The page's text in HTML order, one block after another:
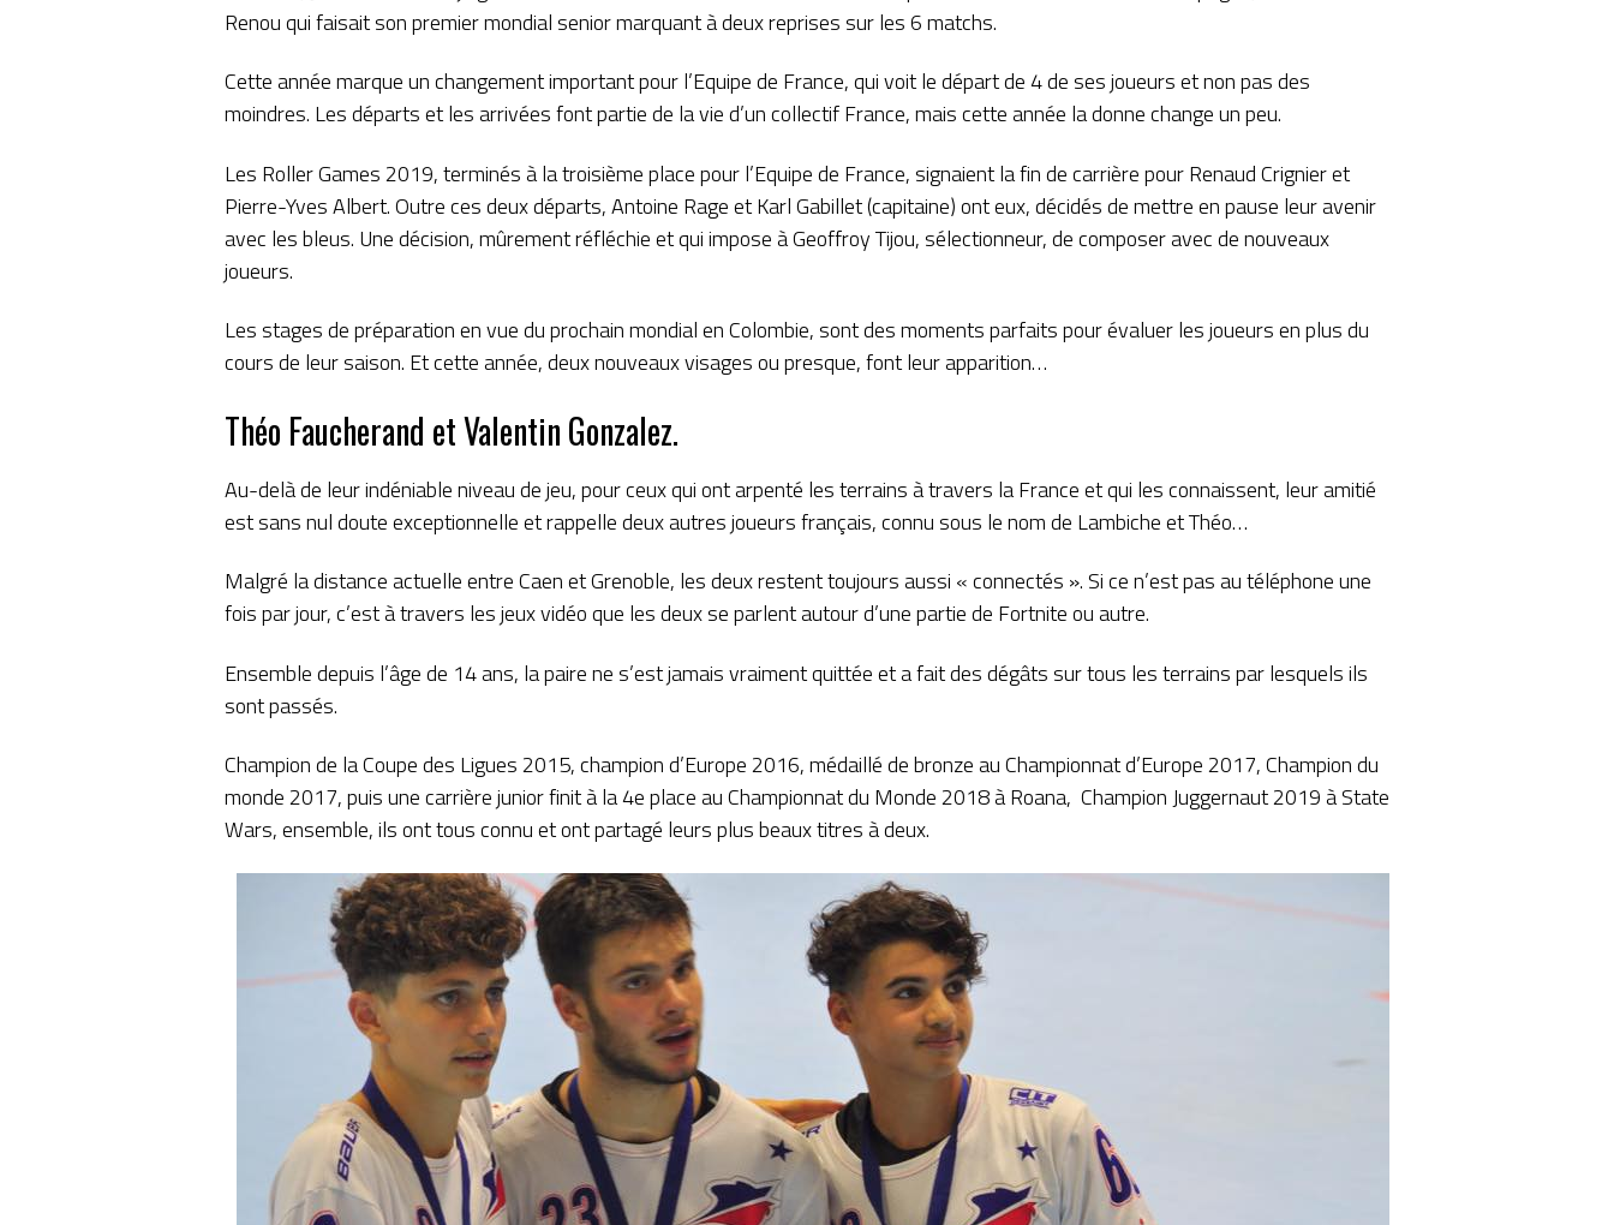
Renou qui faisait son premier mondial senior marquant à deux reprises sur les 6 matchs.
Cette année marque un changement important pour l’Equipe de France, qui voit le départ de 4 de ses joueurs et non pas des
moindres. Les départs et les arrivées font partie de la vie d’un collectif France, mais cette année la donne change un peu.
Les Roller Games 2019, terminés à la troisième place pour l’Equipe de France, signaient la fin de carrière pour Renaud Crignier et
Pierre-Yves Albert. Outre ces deux départs, Antoine Rage et Karl Gabillet (capitaine) ont eux, décidés de mettre en pause leur avenir
avec les bleus. Une décision, mûrement réfléchie et qui impose à Geoffroy Tijou, sélectionneur, de composer avec de nouveaux
joueurs.
Les stages de préparation en vue du prochain mondial en Colombie, sont des moments parfaits pour évaluer les joueurs en plus du
cours de leur saison. Et cette année, deux nouveaux visages ou presque, font leur apparition…
Théo Faucherand et Valentin Gonzalez.
Au-delà de leur indéniable niveau de jeu, pour ceux qui ont arpenté les terrains à travers la France et qui les connaissent, leur amitié
est sans nul doute exceptionnelle et rappelle deux autres joueurs français, connu sous le nom de Lambiche et Théo…
Malgré la distance actuelle entre Caen et Grenoble, les deux restent toujours aussi « connectés ». Si ce n’est pas au téléphone une
fois par jour, c’est à travers les jeux vidéo que les deux se parlent autour d’une partie de Fortnite ou autre.
Ensemble depuis l’âge de 14 ans, la paire ne s’est jamais vraiment quittée et a fait des dégâts sur tous les terrains par lesquels ils
sont passés.
Champion de la Coupe des Ligues 2015, champion d’Europe 2016, médaillé de bronze au Championnat d’Europe 2017, Champion du
monde 2017, puis une carrière junior finit à la 4e place au Championnat du Monde 2018 à Roana, Champion Juggernaut 2019 à State
Wars, ensemble, ils ont tous connu et ont partagé leurs plus beaux titres à deux.